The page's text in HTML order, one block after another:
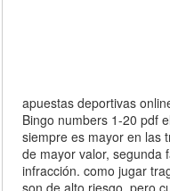
apuestas deportivas
Bingo numbers 1-20 pdf
siempre es mayor en las
de mayor valor, segunda
infracción. como jugar